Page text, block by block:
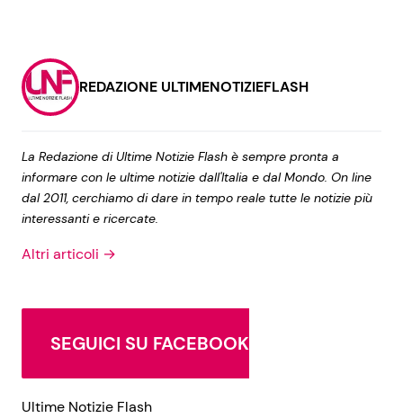
REDAZIONE ULTIMENOTIZIEFLASH
La Redazione di Ultime Notizie Flash è sempre pronta a
informare con le ultime notizie dall'Italia e dal Mondo. On line
dal 2011, cerchiamo di dare in tempo reale tutte le notizie più
interessanti e ricercate.
Altri articoli →
SEGUICI SU FACEBOOK
Ultime Notizie Flash